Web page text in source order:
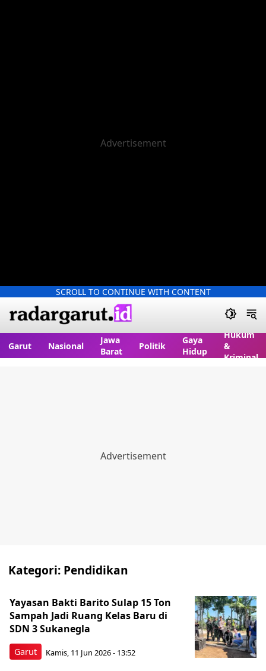
SCROLL TO CONTINUE WITH CONTENT
Garut Nasional
Jawa
Barat
Politik
Gaya
Hidup
Hukum
&
Kriminal
Kategori: Pendidikan
Garut
Yayasan Bakti Barito Sulap 15 Ton
Sampah Jadi Ruang Kelas Baru di
SDN 3 Sukanegla
Kamis, 11 Jun 2026 - 13:52